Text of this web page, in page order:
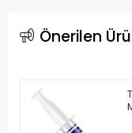
Önerilen